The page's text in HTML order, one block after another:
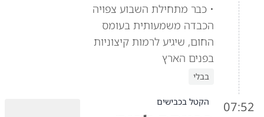
• כבר מתחילת השבוע צפויה
הכבדה משמעותית בעומס
החום, שיגיע לרמות קיצוניות
בפנים הארץ
בבלי
07:52 הקטל בכבישים